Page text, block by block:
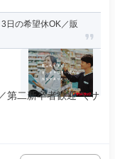
日の希望休OK／販
第二新卒者歓迎 ＼サ